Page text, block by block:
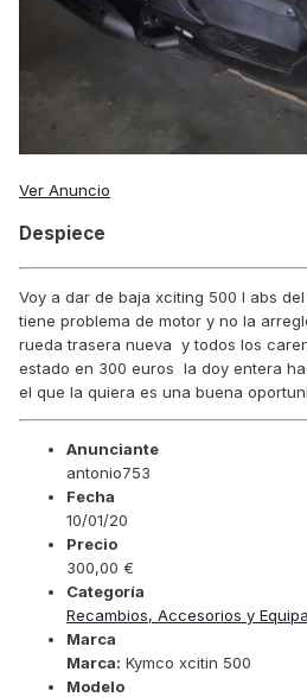
Ver Anuncio
Despiece
Voy a dar de baja xciting 500 I abs
tiene problema de motor y no la
rueda trasera nueva y todos los
estado en 300 euros la doy entera
el que la quiera es una buena
Anunciante
antonio753
Fecha
10/01/20
Precio
300,00 €
Categoría
Recambios, Accesorios y
Marca
Marca: Kymco xcitin 500
Modelo